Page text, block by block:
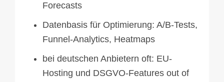
Forecasts
Datenbasis für Optimierung: A/B-Tests,
Funnel-Analytics, Heatmaps
bei deutschen Anbietern oft: EU-
Hosting und DSGVO-Features out of